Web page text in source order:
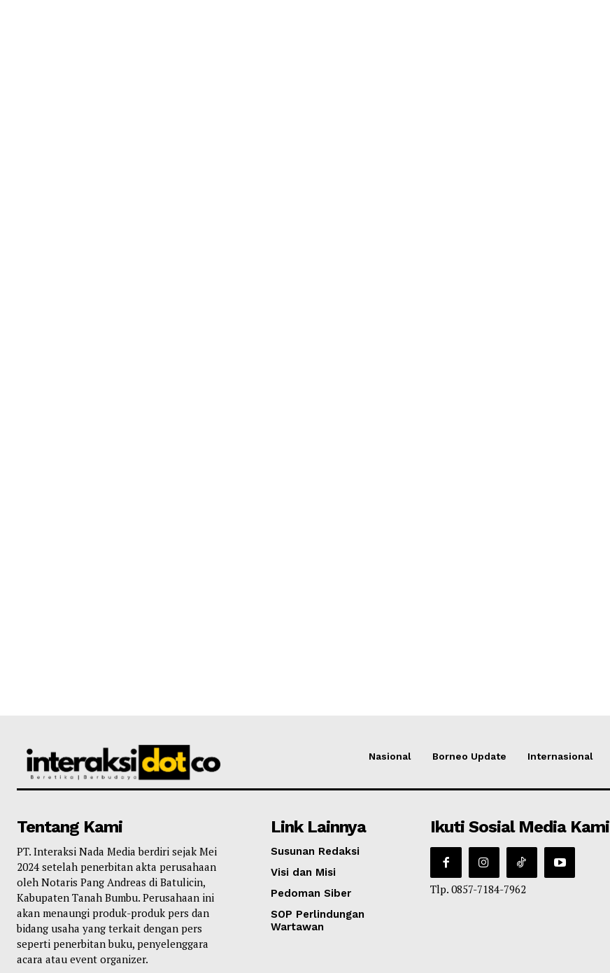
Nasional Borneo Update Internasional
Tentang Kami
PT. Interaksi Nada Media berdiri sejak Mei
2024 setelah penerbitan akta perusahaan
oleh Notaris Pang Andreas di Batulicin,
Kabupaten Tanah Bumbu. Perusahaan ini
akan menaungi produk-produk pers dan
bidang usaha yang terkait dengan pers
seperti penerbitan buku, penyelenggara
acara atau event organizer.
Link Lainnya
Susunan Redaksi
Visi dan Misi
Pedoman Siber
SOP Perlindungan
Wartawan
Ikuti Sosial Media Kami
Tlp. 0857-7184-7962